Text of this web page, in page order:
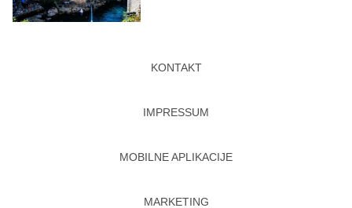
KONTAKT
IMPRESSUM
MOBILNE APLIKACIJE
MARKETING